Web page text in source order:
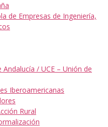
de Empresas de Ingeniería,
/ UCE – Unión de
Iberoamericanas
Rural